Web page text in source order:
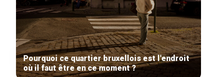
Pourquoi ce quartier bruxellois est l'endroit
où il faut être en ce moment ?